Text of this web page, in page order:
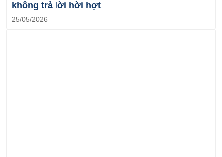
không trả lời hời hợt
25/05/2026